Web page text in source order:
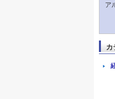
ア
カ